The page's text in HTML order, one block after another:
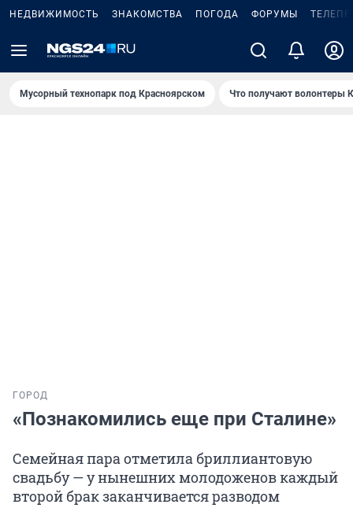
НЕДВИЖИМОСТЬ ЗНАКОМСТВА ПОГОДА ФОРУМЫ
Мусорный технопарк под Крaсноярском Что получают волонтеры
ГОРОД
«Познакомились еще при Сталине»
Семейная пара отметила бриллиантовую
свадьбу — у нынешних молодоженов каждый
второй брак заканчивается разводом